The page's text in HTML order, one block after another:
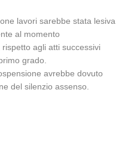
lavori sarebbe stata lesiva
al momento
agli atti successivi
grado.
avrebbe dovuto
del silenzio assenso.